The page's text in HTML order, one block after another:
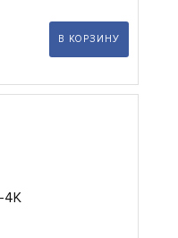
В КОРЗИНУ